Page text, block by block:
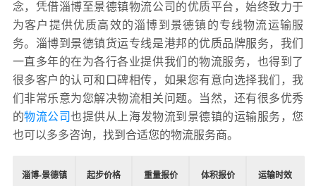
念，凭借淄博至景德镇物流公司的优质平台，始终致力于
为客户提供优质高效的淄博到景德镇的专线物流运输服
务。淄博到景德镇货运专线是港邦的优质品牌服务，我们
一直多年的在为各行各业提供我们的物流服务，也得到了
很多客户的认可和口碑相传，如果您有意向选择我们，我
们非常乐意为您解决物流相关问题。当然，还有很多优秀
的物流公司也提供从上海发物流到景德镇的运输服务，您
也可以多多咨询，找到合适您的物流服务商。
淄博-景德镇 起步价格 重量报价 体积报价 运输时效